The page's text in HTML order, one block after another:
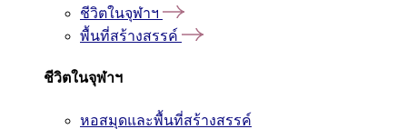
ชีวิตในจุฬาฯ
พื้นที่สร้างสรรค์
ชีวิตในจุฬาฯ
หอสมุดและพื้นที่สร้างสรรค์